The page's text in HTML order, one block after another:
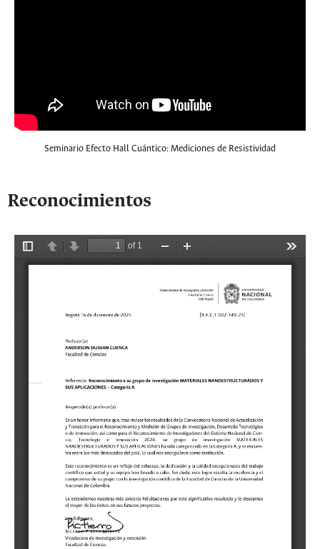
Seminario Efecto Hall Cuántico: Mediciones de Resistividad
Reconocimientos